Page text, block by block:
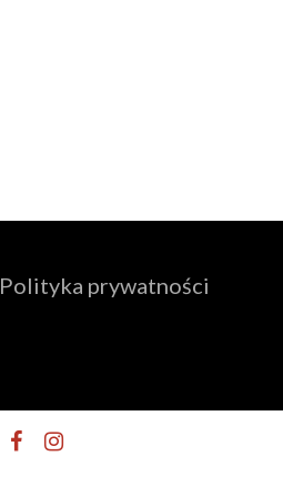
Polityka prywatności